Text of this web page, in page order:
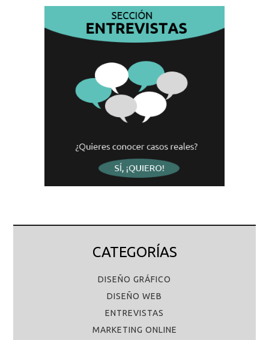
CATEGORÍAS
DISEÑO GRÁFICO
DISEÑO WEB
ENTREVISTAS
MARKETING ONLINE